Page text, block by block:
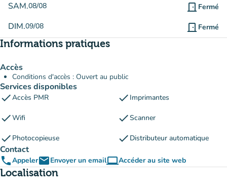
SAM.08/08 door_front Fermé
DIM.09/08 door_front Fermé
Informations pratiques
Accès
Conditions d'accès : Ouvert au public
Services disponibles
checkAccès PMR check Imprimantes
checkWifi checkScanner
check Photocopieuse check Distributeur automatique
Contact
phoneAppeleremailEnvoyer un emailcomputerAccéder au site web
(nouvel onglet)
Localisation